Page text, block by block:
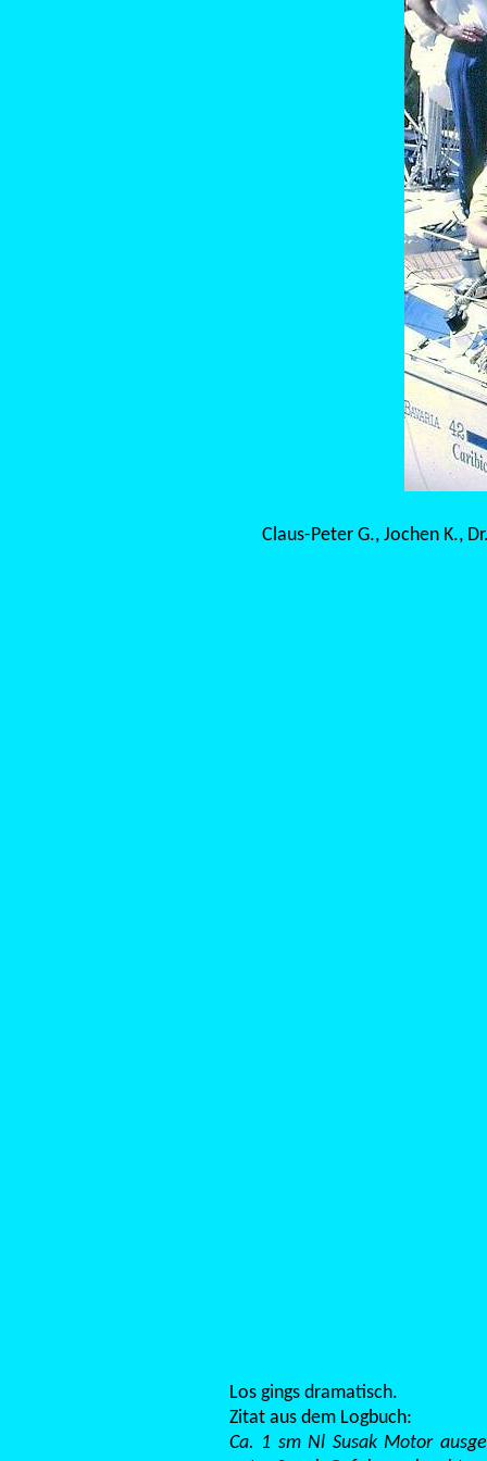
Claus-Peter G., Jochen K.,
Los gings dramatisch.
Zitat aus dem Logbuch:
Ca. 1 sm Nl Susak Motor